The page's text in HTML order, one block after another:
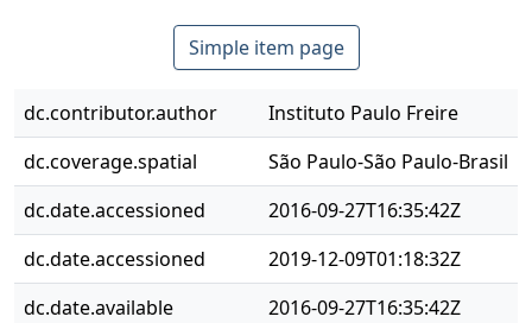
Simple item page
dc.contributor.author
Instituto Paulo Freire
dc.coverage.spatial
São Paulo-São Paulo-Brasil
dc.date.accessioned
2016-09-27T16:35:42Z
dc.date.accessioned
2019-12-09T01:18:32Z
dc.date.available
2016-09-27T16:35:42Z